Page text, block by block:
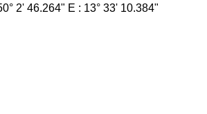
2' 46.264" E : 13° 33' 10.384"